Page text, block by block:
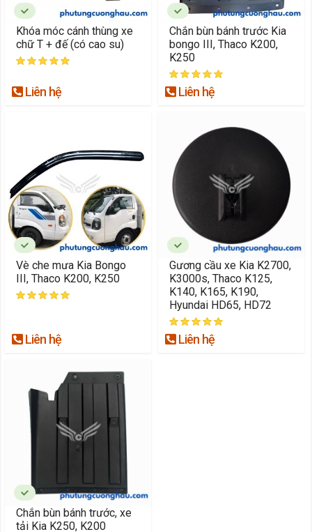
Khóa móc cánh thùng xe
chữ T + đế (có cao su)
Liên hệ
Chắn bùn bánh trước Kia
bongo III, Thaco K200,
K250
Liên hệ
Vè che mưa Kia Bongo
III, Thaco K200, K250
Liên hệ
Gương cầu xe Kia K2700,
K3000s, Thaco K125,
K140, K165, K190,
Hyundai HD65, HD72
Liên hệ
Chắn bùn bánh trước, xe
tải Kia K250, K200